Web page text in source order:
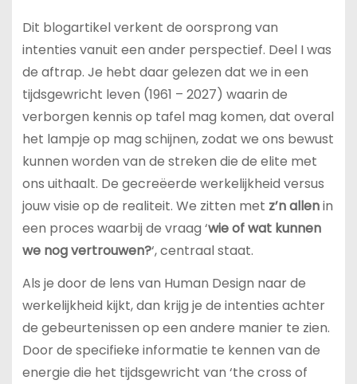
Dit blogartikel verkent de oorsprong van
intenties vanuit een ander perspectief. Deel I was
de aftrap. Je hebt daar gelezen dat we in een
tijdsgewricht leven (1961 – 2027) waarin de
verborgen kennis op tafel mag komen, dat overal
het lampje op mag schijnen, zodat we ons bewust
kunnen worden van de streken die de elite met
ons uithaalt. De gecreëerde werkelijkheid versus
jouw visie op de realiteit. We zitten met z’n allenin
een proces waarbij de vraag ‘wie of wat kunnen
we nog vertrouwen?‘, centraal staat.
Als je door de lens van Human Design naar de
werkelijkheid kijkt, dan krijg je de intenties achter
de gebeurtenissen op een andere manier te zien.
Door de specifieke informatie te kennen van de
energie die het tijdsgewricht van ‘the cross of